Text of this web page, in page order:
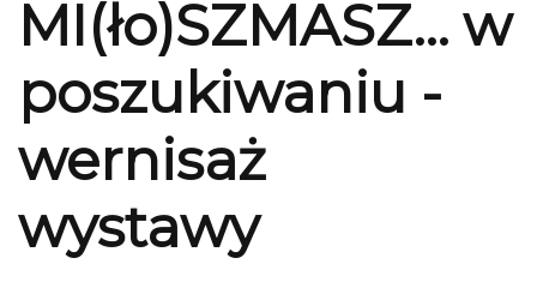
MI(ło)SZMASZ… w
poszukiwaniu -
wernisaż
wystawy